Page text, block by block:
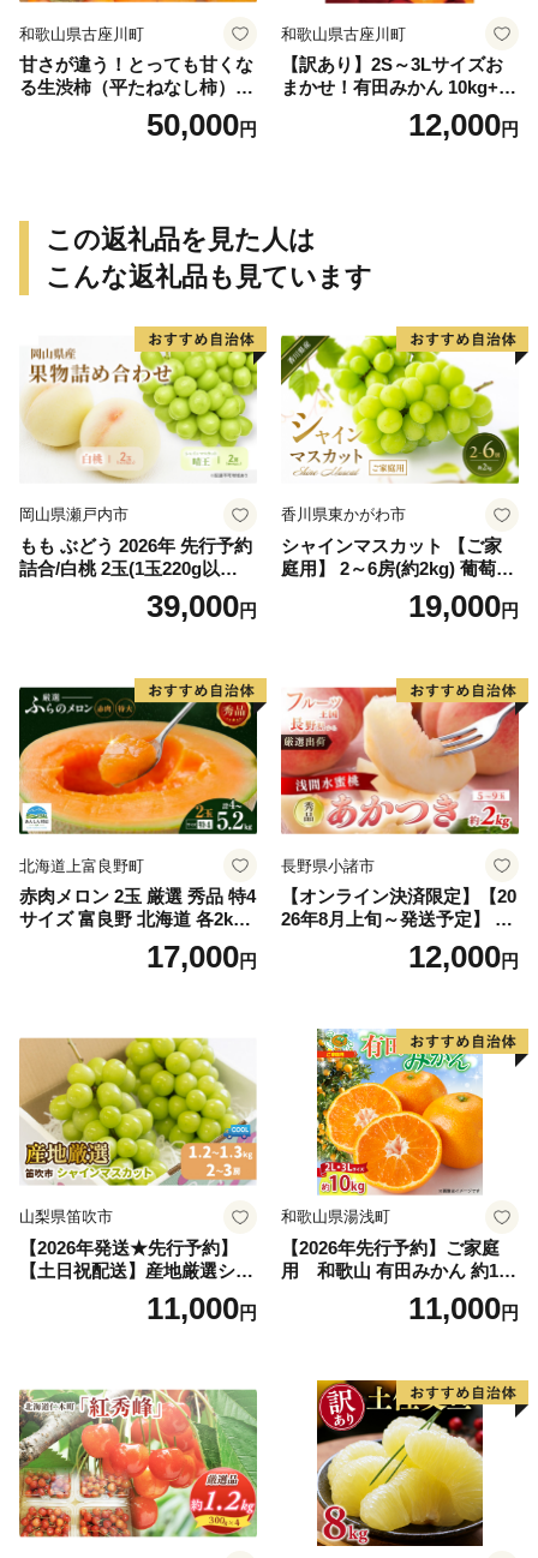
和歌山県古座川町
甘さが違う！とっても甘くな
る生渋柿（平たねなし柿）吊
ップ付約14.5～15kg 約60～
50,000円
和歌山県古座川町
【訳あり】2S～3Lサイズお
まかせ！有田みかん 10kg+2k
g保証分 11月から12月下旬ま
でに順次発送致します。 / 訳
12,000円
この返礼品を見た人は
こんな返礼品も見ています
岡山県瀬戸内市
もも ぶどう 2026年 先行予約
詰合/白桃 2玉(1玉220g以
上)・シャインマスカット 晴
39,000円
香川県東かがわ市
シャインマスカット 【ご家
庭用】 2～6房(約2kg) 葡萄 ぶ
どう ブドウ フルーツ 果物 く
だもの 果実 旬の果物 旬のフ
19,000円
北海道上富良野町
赤肉メロン 2玉 厳選 秀品 特4
サイズ 富良野 北海道 各2kg
～2.6kg 2玉 セット ファーム
富良野 メロン めろん 果物 く
17,000円
長野県小諸市
【オンライン決済限定】【20
26年8月上旬～発送予定】 先
行予約 「浅間水蜜桃プレミ
アム」 もも あかつき 秀品 約
果肉 長野県産 小諸市
12,000円
山梨県笛吹市
【2026年発送★先行予約】
【土日祝配送】産地厳選シャ
インマスカット1.2kg～1.3kg
（2房～3房）※沖縄・離島配
笛吹市 山梨県 フルーツ 果物
ぶどう 葡萄 大粒 シャインマ
スカット おすすめ シャイン
マスカット 贈答 ギフト 産地
笛吹市 シャインマスカット
笛吹 葡萄 国産 ぶどう 人気
国産 1.2kg 先行｜
11,000円
和歌山県湯浅町
【2026年先行予約】ご家庭
用 和歌山 有田みかん 約10k
g (2L、3Lサイズ)【湯浅町】
11,000円